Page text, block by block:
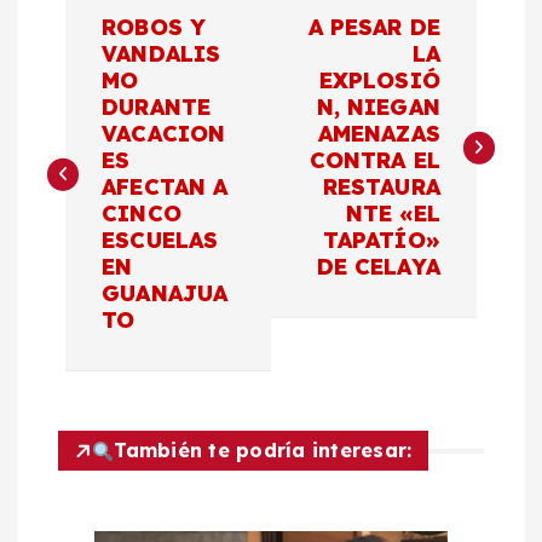
e
ó
ROBOS Y
VANDALIS
MO
DURANTE
VACACION
ES
AFECTAN A
CINCO
ESCUELAS
EN
GUANAJUA
TO
A PESAR DE
LA
EXPLOSIÓ
N, NIEGAN
AMENAZAS
CONTRA EL
RESTAURA
NTE «EL
TAPATÍO»
DE CELAYA
También te podría interesar: